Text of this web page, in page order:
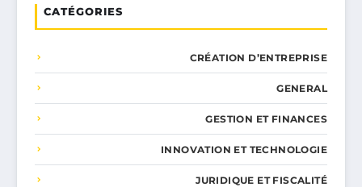
CATÉGORIES
CRÉATION D’ENTREPRISE
GENERAL
GESTION ET FINANCES
INNOVATION ET TECHNOLOGIE
JURIDIQUE ET FISCALITÉ